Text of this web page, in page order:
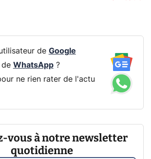
de Google
WhatsApp?
ne rien rater de l'actu
vous à notre newsletter
quotidienne